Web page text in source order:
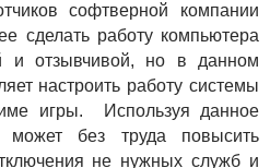
софтверной компании
сделать работу компьютера
и отзывчивой, но в данном
настроить работу системы
игры. Используя данное
может без труда повысить
не нужных служб и